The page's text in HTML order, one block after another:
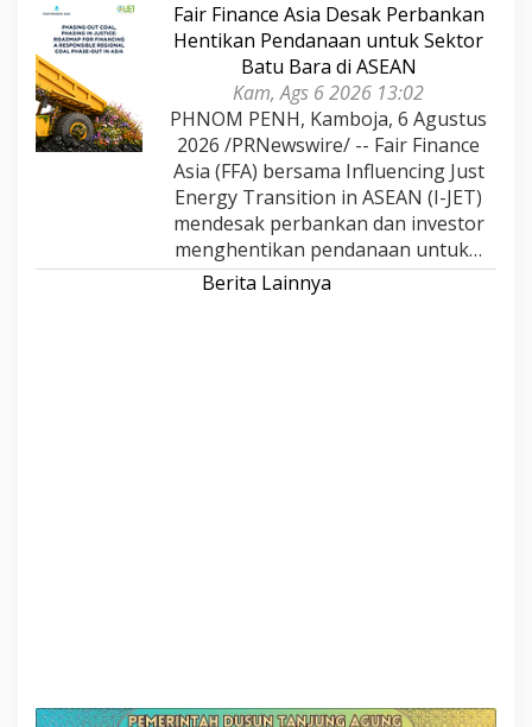
Fair Finance Asia Desak Perbankan
Hentikan Pendanaan untuk Sektor
Batu Bara di ASEAN
Kam, Ags 6 2026 13:02
PHNOM PENH, Kamboja, 6 Agustus
2026 /PRNewswire/ -- Fair Finance
Asia (FFA) bersama Influencing Just
Energy Transition in ASEAN (I-JET)
mendesak perbankan dan investor
menghentikan pendanaan untuk…
Berita Lainnya